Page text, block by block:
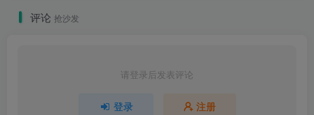
评论 抢沙发
请登录后发表评论
登录 注册